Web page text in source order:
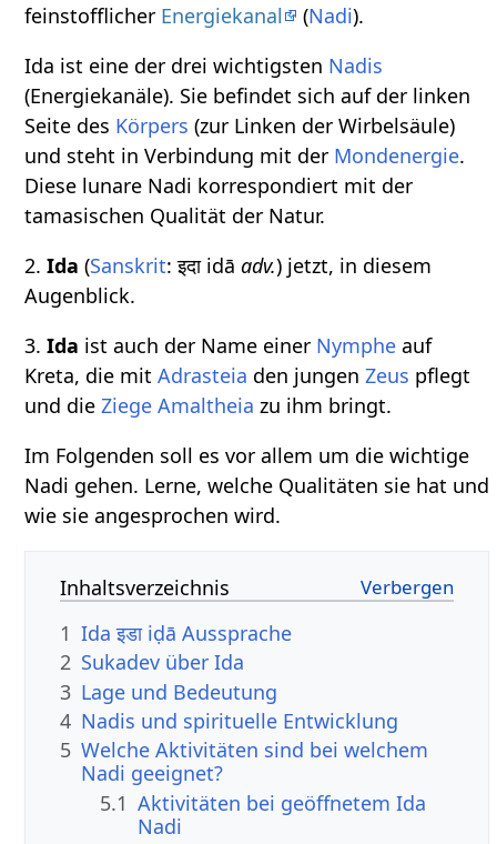
feinstofflicher Energiekanal (Nadi).
Ida ist eine der drei wichtigsten Nadis
(Energiekanäle). Sie befindet sich auf der linken
Seite des Körpers (zur Linken der Wirbelsäule)
und steht in Verbindung mit der Mondenergie.
Diese lunare Nadi korrespondiert mit der
tamasischen Qualität der Natur.
2.Ida (Sanskrit: इदा idāadv.) jetzt, in diesem
Augenblick.
3.Ida ist auch der Name einer Nymphe auf
Kreta, die mitAdrasteia den jungenZeus pflegt
und dieZiege Amaltheia zu ihm bringt.
Im Folgenden soll es vor allem um die wichtige
Nadi gehen. Lerne, welche Qualitäten sie hat und
wie sie angesprochen wird.
Inhaltsverzeichnis
1 Ida इडा iḍā Aussprache
2 Sukadev über Ida
3 Lage und Bedeutung
4 Nadis und spirituelle Entwicklung
5 Welche Aktivitäten sind bei welchem
Nadi geeignet?
5.1 Aktivitäten bei geöffnetem Ida
Nadi